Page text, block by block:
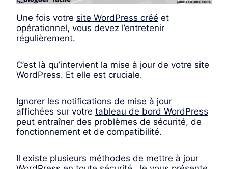
Une fois votre site WordPress créé et
opérationnel, vous devez l’entretenir
régulièrement.
C’est là qu’intervient la mise à jour de votre site
WordPress. Et elle est cruciale.
Ignorer les notifications de mise à jour
affichées sur votre tableau de bord WordPress
peut entraîner des problèmes de sécurité, de
fonctionnement et de compatibilité.
Il existe plusieurs méthodes de mettre à jour